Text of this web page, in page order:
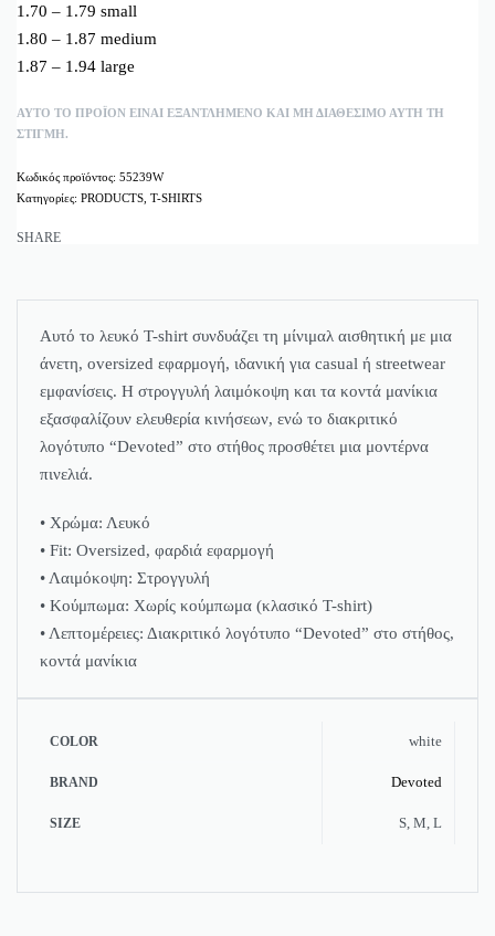
1.70 – 1.79 small
1.80 – 1.87 medium
1.87 – 1.94 large
ΑΥΤΌ ΤΟ ΠΡΟΪΌΝ ΕΊΝΑΙ ΕΞΑΝΤΛΗΜΈΝΟ ΚΑΙ ΜΉ ΔΙΑΘΈΣΙΜΟ ΑΥΤΉ ΤΗ
ΣΤΙΓΜΉ.
55239W
Κατηγορίες: PRODUCTS T-SHIRTS
SHARE
Αυτό το λευκό T-shirt συνδυάζει τη μίνιμαλ αισθητική με μια
άνετη, oversized εφαρμογή, ιδανική για casual ή streetwear
εμφανίσεις. Η στρογγυλή λαιμόκοψη και τα κοντά μανίκια
εξασφαλίζουν ελευθερία κινήσεων, ενώ το διακριτικό
λογότυπο “Devoted” στο στήθος προσθέτει μια μοντέρνα
πινελιά.
• Χρώμα: Λευκό
• Fit: Oversized, φαρδιά εφαρμογή
• Λαιμόκοψη: Στρογγυλή
• Κούμπωμα: Χωρίς κούμπωμα (κλασικό T-shirt)
• Λεπτομέρειες: Διακριτικό λογότυπο “Devoted” στο στήθος,
κοντά μανίκια
COLOR white
BRAND Devoted
SIZE S, M, L